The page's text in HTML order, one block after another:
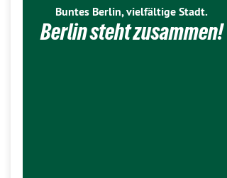
Buntes Berlin, vielfältige Stadt.
Berlin steht zusammen!